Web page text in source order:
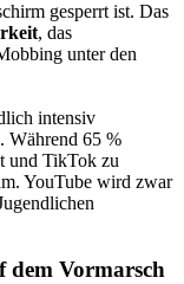
gesperrt ist. Das
, das
unter den
intensiv
Während 65 %
und TikTok zu
YouTube wird zwar
dem Vormarsch